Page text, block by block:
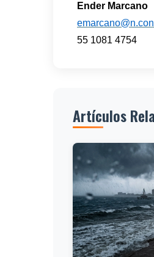
Ender Marcano
55 1081 4754
Artículos